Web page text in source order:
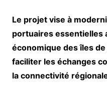
Le projet vise à
portuaires essentielles
économique des îles de
faciliter les échanges
la connectivité